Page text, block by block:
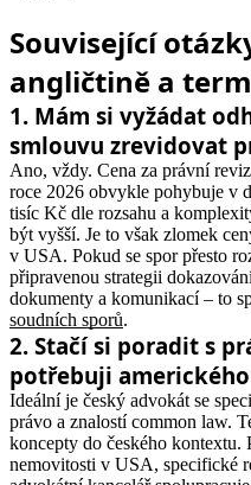
Související
angličtině a
1. Mám si vyžádat
smlouvu zrevidovat
Ano, vždy. Cena za právní
roce 2026 obvykle pohybuje v
tisíc Kč dle rozsahu a
být vyšší. Je to však zlomek
v USA. Pokud se spor přesto
připravenou strategii
dokumenty a komunikací – to
soudních sporů.
2. Stačí si poradit s
potřebuji
Ideální je český advokát se
právo a znalostí common law.
koncepty do českého kontextu.
nemovitosti v USA, specifické